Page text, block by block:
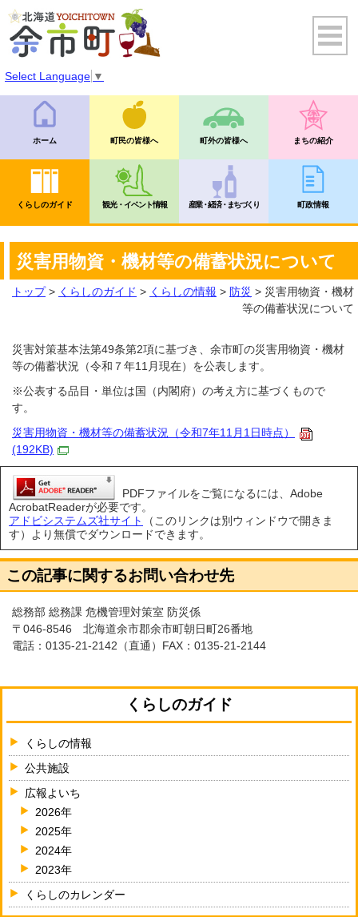
Select Language ▼
ホーム 町民の皆様へ 町外の皆様へ まちの紹介
くらしのガイド 観光・イベント情報 産業・経済・まちづくり 町政情報
災害用物資・機材等の備蓄状況について
トップ> くらしのガイド > くらしの情報 > 防災 > 災害用物資・機材
等の備蓄状況について
災害対策基本法第49条第2項に基づき、余市町の災害用物資・機材
等の備蓄状況（令和７年11月現在）を公表します。
※公表する品目・単位は国（内閣府）の考え方に基づくもので
す。
災害用物資・機材等の備蓄状況（令和7年11月1日時点）
(192KB)
PDFファイルをご覧になるには、Adobe
AcrobatReaderが必要です。
アドビシステムズ社サイト
（このリンクは別ウィンドウで開きま
す）より無償でダウンロードできます。
この記事に関するお問い合わせ先
総務部 総務課 危機管理対策室 防災係
〒046-8546 北海道余市郡余市町朝日町26番地
電話： 0135-21-2142 （直通）FAX：0135-21-2144
くらしのガイド
くらしの情報
公共施設
広報よいち
2026年
2025年
2024年
2023年
くらしのカレンダー